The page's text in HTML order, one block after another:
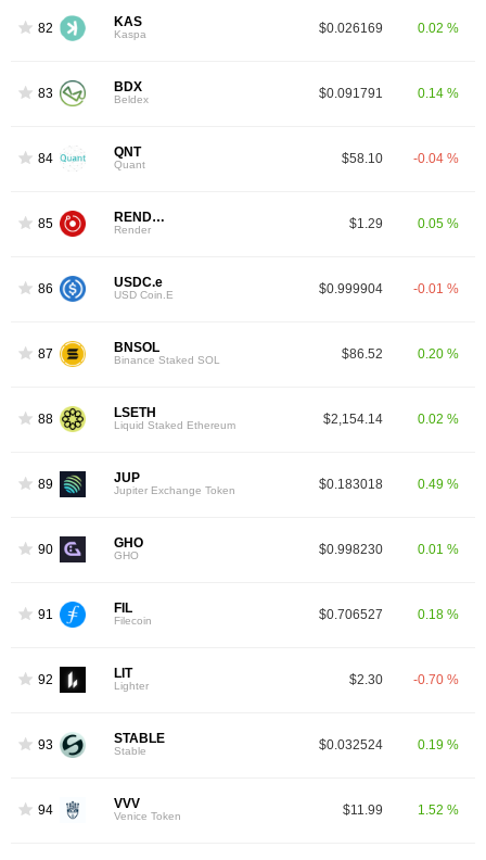
82 KAS
Kaspa $0.026169 0.02 %
83 BDX
Beldex $0.091791 0.14 %
84 QNT
Quant $58.10 -0.04 %
85 RENDER
Render $1.29 0.05 %
86 USDC.e
USD Coin.E $0.999904 -0.01 %
87 BNSOL
Binance Staked SOL $86.52 0.20 %
88 LSETH
Liquid Staked Ethereum $2,154.14 0.02 %
89 JUP
Jupiter Exchange Token $0.183018 0.49 %
90 GHO
GHO $0.998230 0.01 %
91 FIL
Filecoin $0.706527 0.18 %
92 LIT
Lighter $2.30 -0.70 %
93 STABLE
Stable $0.032524 0.19 %
94 VVV
Venice Token $11.99 1.52 %